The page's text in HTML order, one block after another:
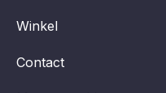
Winkel
Contact